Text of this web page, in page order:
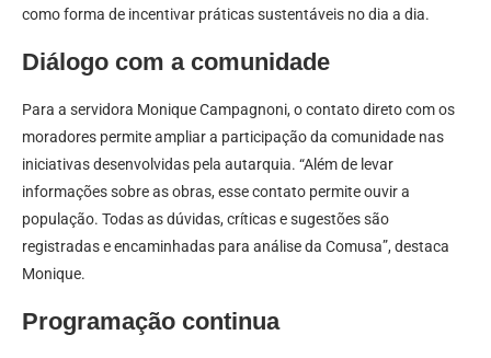
como forma de incentivar práticas sustentáveis no dia a dia.
Diálogo com a comunidade
Para a servidora Monique Campagnoni, o contato direto com os
moradores permite ampliar a participação da comunidade nas
iniciativas desenvolvidas pela autarquia. “Além de levar
informações sobre as obras, esse contato permite ouvir a
população. Todas as dúvidas, críticas e sugestões são
registradas e encaminhadas para análise da Comusa”, destaca
Monique.
Programação continua